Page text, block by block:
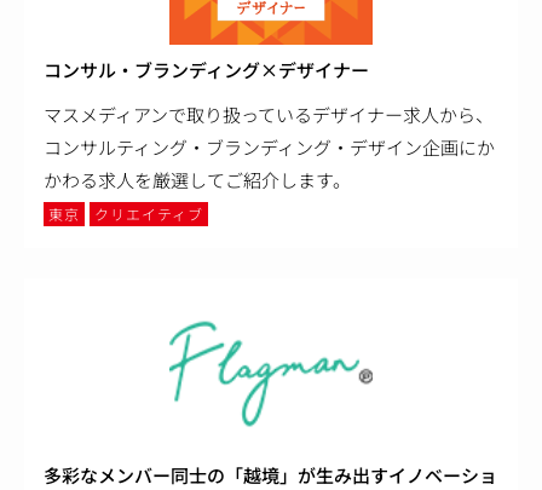
コンサル・ブランディング×デザイナー
マスメディアンで取り扱っているデザイナー求人から、
コンサルティング・ブランディング・デザイン企画にか
かわる求人を厳選してご紹介します。
東京 クリエイティブ
多彩なメンバー同士の「越境」が生み出すイノベーショ